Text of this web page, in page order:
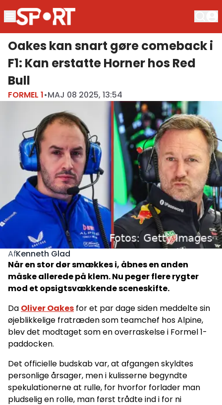
Oakes kan snart gøre comeback i
F1: Kan erstatte Horner hos Red
Bull
FORMEL 1•MAJ 08 2025, 13:54
AfKenneth Glad
Når en stor dør smækkes i, åbnes en anden
måske allerede på klem. Nu peger flere rygter
mod et opsigtsvækkende sceneskifte.
Da Oliver Oakes for et par dage siden meddelte sin
øjeblikkelige fratræden som teamchef hos Alpine,
blev det modtaget som en overraskelse i Formel 1-
paddocken.
Det officielle budskab var, at afgangen skyldtes
personlige årsager, men i kulisserne begyndte
spekulationerne at rulle, for hvorfor forlader man
pludselig en rolle, man først trådte ind i for ni